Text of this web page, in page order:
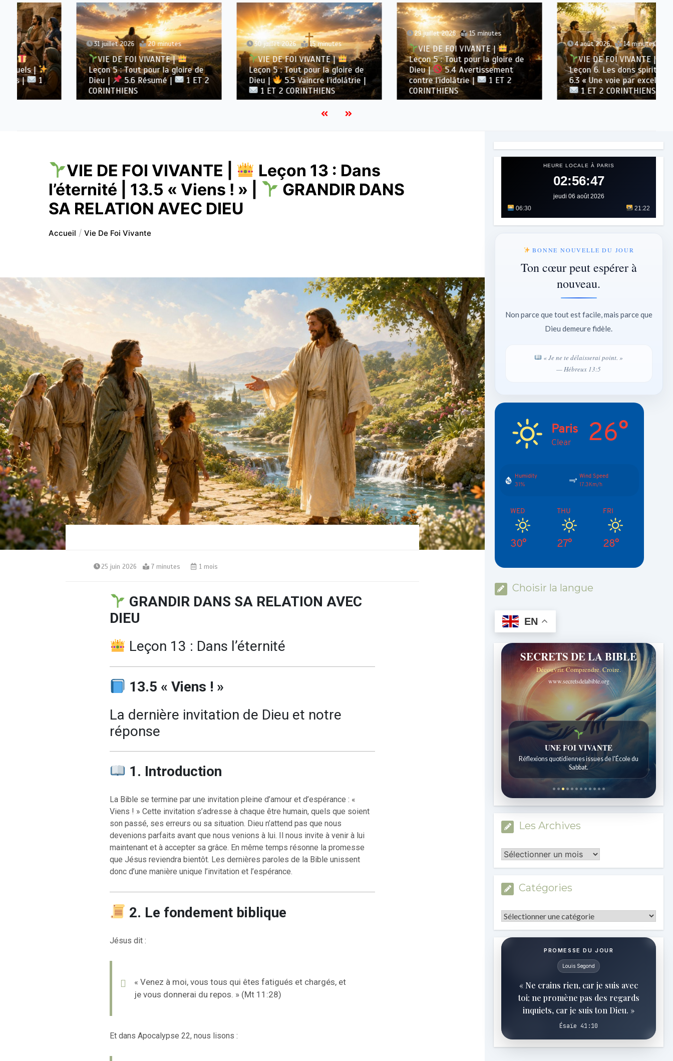
31 juillet 2026 20 minutes
VIE DE FOI VIVANTE |
Leçon 5 : Tout pour la gloire de
Dieu |
5.6 Résumé |
1 ET 2
CORINTHIENS
30 juillet 2026 15 minutes
VIE DE FOI VIVANTE |
Leçon 5 : Tout pour la gloire de
Dieu |
5.5 Vaincre l’idolâtrie |
1 ET 2 CORINTHIENS
29 juillet 2026 15 minutes
VIE DE FOI VIVANTE |
Leçon 5 : Tout pour la gloire de
Dieu |
5.4 Avertissement
contre l’idolâtrie |
1 ET 2
CORINTHIENS
4 août 2026 14 minutes
VIE DE FOI VIVANTE |
Leçon 6. Les dons spirituels |
6.3 « Une voie par excellence » |
1 ET 2 CORINTHIENS
VIE DE FOI VIVANTE |
Leçon 13 : Dans
l’éternité | 13.5 « Viens ! » |
GRANDIR DANS
SA RELATION AVEC DIEU
Accueil Vie De Foi Vivante
25 juin 2026 7 minutes 1 mois
GRANDIR DANS SA RELATION AVEC
DIEU
Leçon 13 : Dans l’éternité
13.5 « Viens ! »
La dernière invitation de Dieu et notre
réponse
1. Introduction
La Bible se termine par une invitation pleine d’amour et d’espérance : «
Viens ! » Cette invitation s’adresse à chaque être humain, quels que soient
son passé, ses erreurs ou sa situation. Dieu n’attend pas que nous
devenions parfaits avant que nous venions à lui. Il nous invite à venir à lui
maintenant et à accepter sa grâce. En même temps résonne la promesse
que Jésus reviendra bientôt. Les dernières paroles de la Bible unissent
donc d’une manière unique l’invitation et l’espérance.
2. Le fondement biblique
Jésus dit :
« Venez à moi, vous tous qui êtes fatigués et chargés, et
je vous donnerai du repos. » (Mt 11:28)
Et dans Apocalypse 22, nous lisons :
HEURE LOCALE À PARIS
02:56:48
jeudi 06 août 2026
06:30
21:22
BONNE NOUVELLE DU JOUR
Ton cœur peut espérer à
nouveau.
Non parce que tout est facile, mais parce que
Dieu demeure fidèle.
« Je ne te délaisserai point. »
— Hébreux 13:5
Paris
Clear 26°
Humidity
31%
Wind Speed
17.3Km/h
WED
30°
THU
27°
FRI
28°
Choisir la langue
EN
SECRETS DE LA BIBLE
Découvrir. Comprendre. Croire.
www.secretsdelabible.org
UNE FOI VIVANTE
Réflexions quotidiennes issues de l'École du
Sabbat.
Les Archives
Les
Archives
Catégories
Catégories
PROMESSE DU JOUR
Louis Segond
« Ne crains rien, car je suis avec
toi; ne promène pas des regards
inquiets, car je suis ton Dieu. »
Ésaïe 41:10